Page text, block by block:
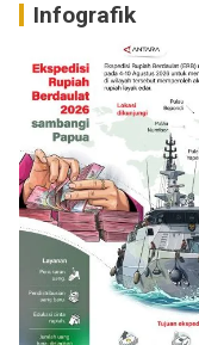
Infografik